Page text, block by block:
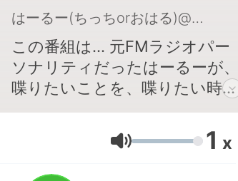
はーるー(ちっちorおはる)@沖縄
この番組は... 元FMラジオパー
ソナリティだったはーるーが、
喋りたいことを、喋りたい時
に、喋りたいように語る、自由
なラジオ風ラジオです！📻
【やまたつさんとやってる別番
組】 「台本無し！名無しのラジ
Volumen 1 x